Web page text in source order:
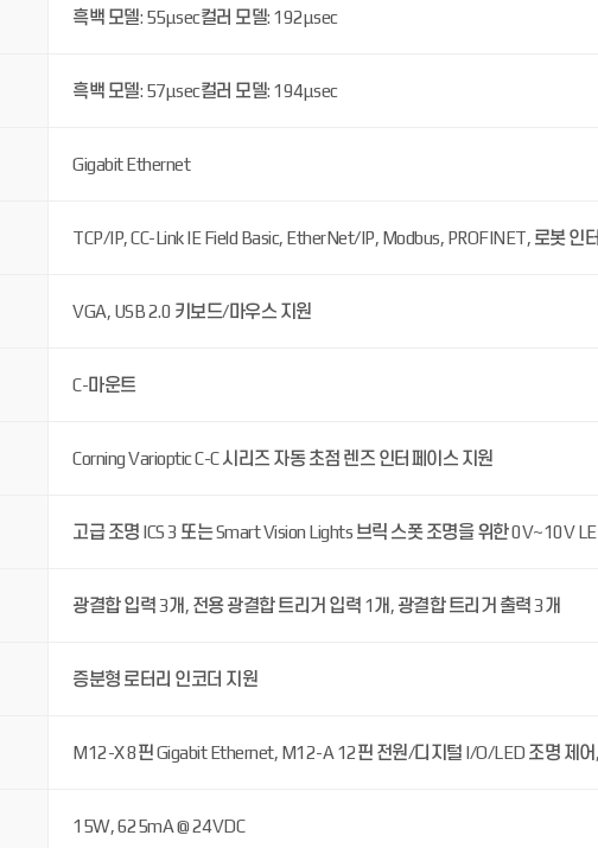
흑백 모델: 55μsec컬러 모델: 192μsec
흑백 모델: 57μsec컬러 모델: 194μsec
Gigabit Ethernet
TCP/IP, CC-Link IE Field Basic, EtherNet/IP, Modbus, PROFINET, 로봇 인
VGA, USB 2.0 키보드/마우스 지원
C-마운트
Corning Varioptic C-C 시리즈 자동 초점 렌즈 인터페이스 지원
고급 조명 ICS 3 또는 Smart Vision Lights 브릭 스폿 조명을 위한 0V~10V
광결합 입력 3개, 전용 광결합 트리거 입력 1개, 광결합 트리거 출력 3개
증분형 로터리 인코더 지원
M12-X 8핀 Gigabit Ethernet, M12-A 12핀 전원/디지털 I/O/LED 조명 제
15W, 625mA @ 24VDC